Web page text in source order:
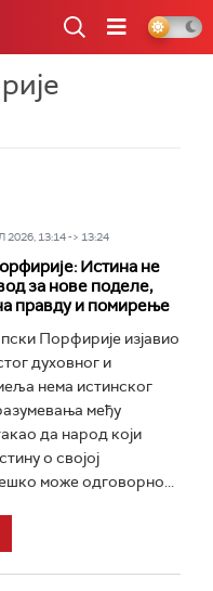
13:14 -> 13:24
Истина не
за нове поделе,
правду и помирење
Порфирије изјавио
духовног и
нема истинског
међу
да народ који
о својој
може одговорно...